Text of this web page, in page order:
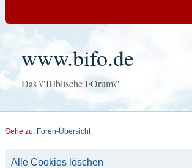
www.bifo.de
Das \"BIblische FOrum\"
Gehe zu: Foren-Übersicht
Alle Cookies löschen